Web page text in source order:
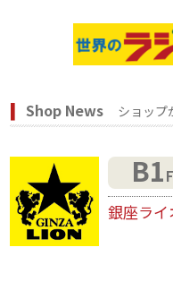
Shop News ショップ
B1F
銀座ラ